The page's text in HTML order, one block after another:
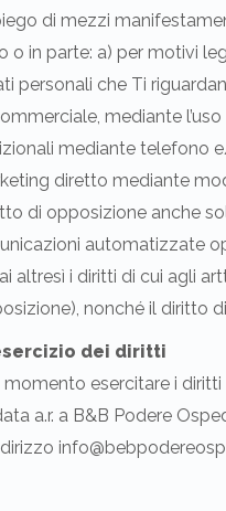
di mezzi
o in parte: a) per motivi
personali che Ti
mediante
mediante telefono
diretto mediante
di opposizione anche
automatizzate
altresì i diritti di cui agli
nonché il diritto
dei diritti
momento esercitare i diritti
a.r. a B&B Podere